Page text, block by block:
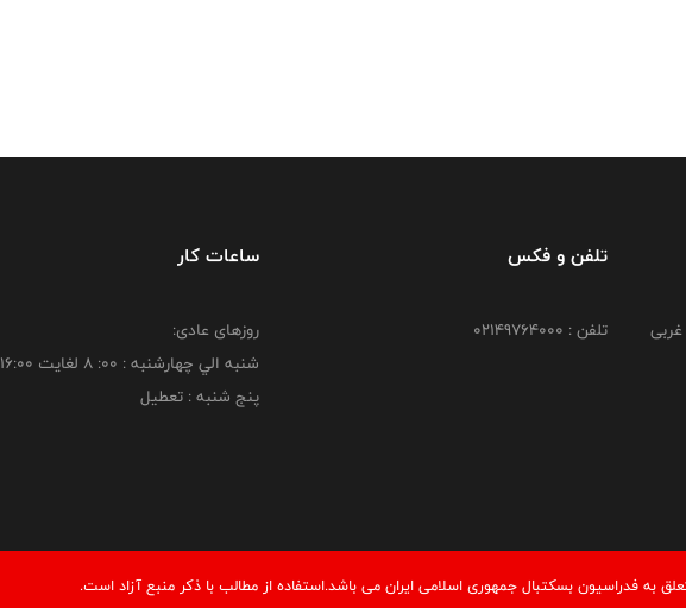
تلفن و فکس
تلفن : 02149764000
ساعات کار
روزهای عادی:
شنبه الي چهارشنبه : 00: 8 لغايت 16:00
پنج شنبه : تعطیل
فدراسیون بسکتبال جمهوری اسلامی ایران می باشد.استفاده از مطالب با ذكر منبع آزاد است.